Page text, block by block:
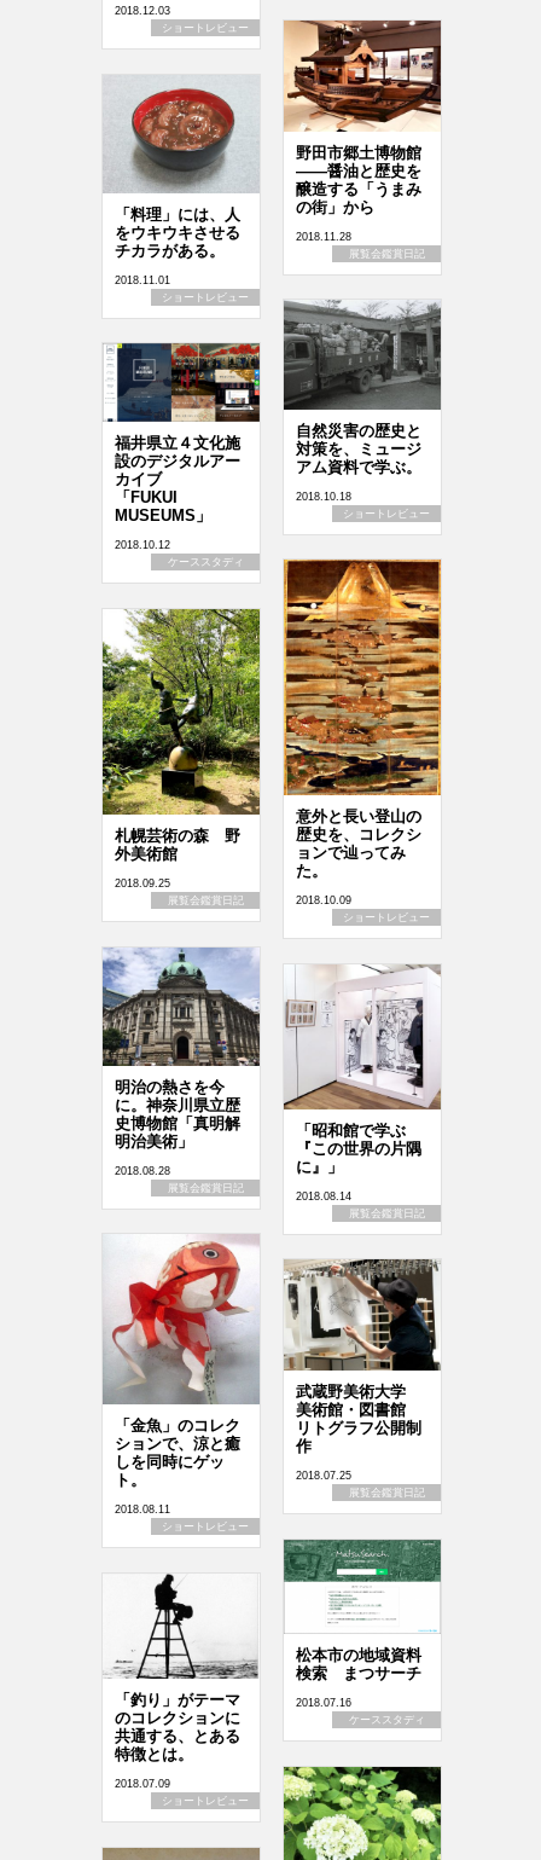
2018.12.03
ショートレビュー
野田市郷土博物館
――醤油と歴史を
醸造する「うまみ
の街」から
2018.11.28
展覧会鑑賞日記
「料理」には、人
をウキウキさせる
チカラがある。
2018.11.01
ショートレビュー
自然災害の歴史と
対策を、ミュージ
アム資料で学ぶ。
2018.10.18
ショートレビュー
福井県立４文化施
設のデジタルアー
カイブ
「FUKUI
MUSEUMS」
2018.10.12
ケーススタディ
意外と長い登山の
歴史を、コレクシ
ョンで辿ってみ
た。
2018.10.09
ショートレビュー
札幌芸術の森 野
外美術館
2018.09.25
展覧会鑑賞日記
明治の熱さを今
に。神奈川県立歴
史博物館「真明解
明治美術」
2018.08.28
展覧会鑑賞日記
「昭和館で学ぶ
『この世界の片隅
に』」
2018.08.14
展覧会鑑賞日記
「金魚」のコレク
ションで、涼と癒
しを同時にゲッ
ト。
2018.08.11
ショートレビュー
武蔵野美術大学
美術館・図書館
リトグラフ公開制
作
2018.07.25
展覧会鑑賞日記
松本市の地域資料
検索 まつサーチ
2018.07.16
ケーススタディ
「釣り」がテーマ
のコレクションに
共通する、とある
特徴とは。
2018.07.09
ショートレビュー